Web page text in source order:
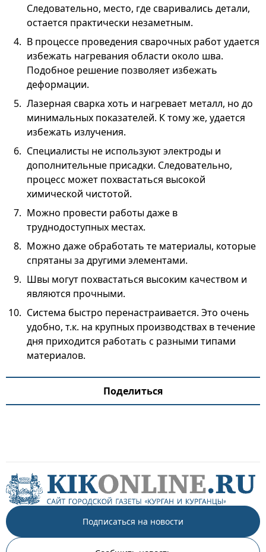
Следовательно, место, где сваривались детали,
остается практически незаметным.
В процессе проведения сварочных работ удается
избежать нагревания области около шва.
Подобное решение позволяет избежать
деформации.
Лазерная сварка хоть и нагревает металл, но до
минимальных показателей. К тому же, удается
избежать излучения.
Специалисты не используют электроды и
дополнительные присадки. Следовательно,
процесс может похвастаться высокой
химической чистотой.
Можно провести работы даже в
труднодоступных местах.
Можно даже обработать те материалы, которые
спрятаны за другими элементами.
Швы могут похвастаться высоким качеством и
являются прочными.
Система быстро перенастраивается. Это очень
удобно, т.к. на крупных производствах в течение
дня приходится работать с разными типами
материалов.
Поделиться
Подписаться на новости